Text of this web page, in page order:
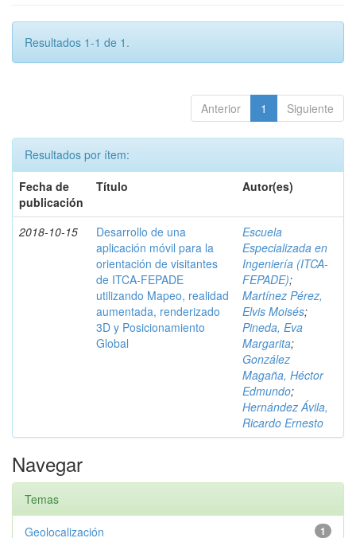
Resultados 1-1 de 1.
Anterior 1 Siguiente
Resultados por ítem:
Fecha de
publicación
Título Autor(es)
2018-10-15
Desarrollo de una
aplicación móvil para la
orientación de visitantes
de ITCA-FEPADE
utilizando Mapeo, realidad
aumentada, renderizado
3D y Posicionamiento
Global
Escuela
Especializada en
Ingeniería (ITCA-
FEPADE);
Martínez Pérez,
Elvis Moisés;
Pineda, Eva
Margarita;
González
Magaña, Héctor
Edmundo;
Hernández Ávila,
Ricardo Ernesto
Navegar
Temas
1
Geolocalización